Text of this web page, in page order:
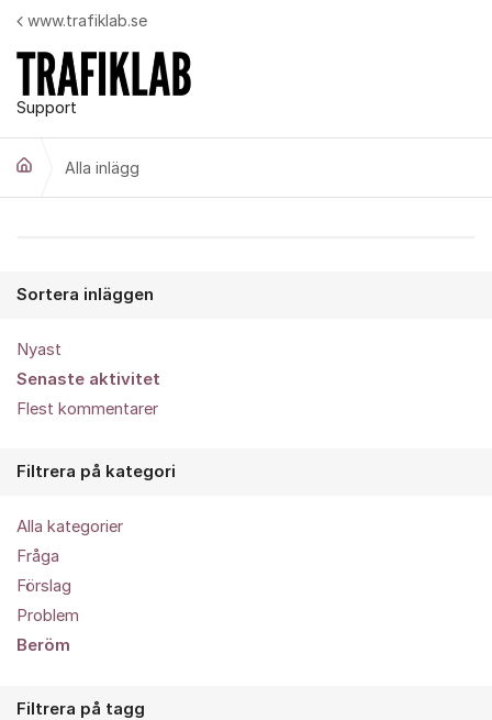
Hoppa till innehåll
Support
www.trafiklab.se
Alla inlägg
Sortera inläggen
Nyast
Senaste aktivitet
Flest kommentarer
Filtrera på kategori
Alla kategorier
Fråga
Förslag
Problem
Beröm
Filtrera på tagg